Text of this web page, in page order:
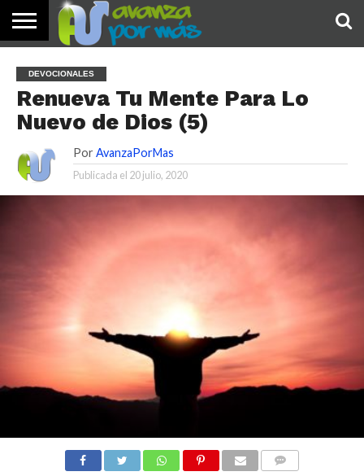
PALABRA
DE HOY
DEVOCIONALES
NOTICIAS
TESTIMONIOS
ORACIONES
SOBRE
NOSOTROS
IMÁGENES
DEVOCIONALES
Renueva Tu Mente Para Lo
Nuevo de Dios (5)
Por AvanzaPorMas
Publicada el 20 julio, 2020